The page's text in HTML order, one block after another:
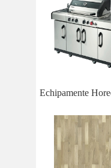
Echipamente